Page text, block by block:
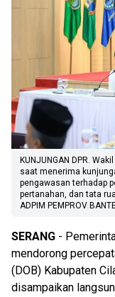
KUNJUNGAN DPR.
saat menerima
pengawasan terhadap
pertanahan, dan tata
ADPIM PEMPROV
SERANG -
mendorong
(DOB) Kabupaten
disampaikan